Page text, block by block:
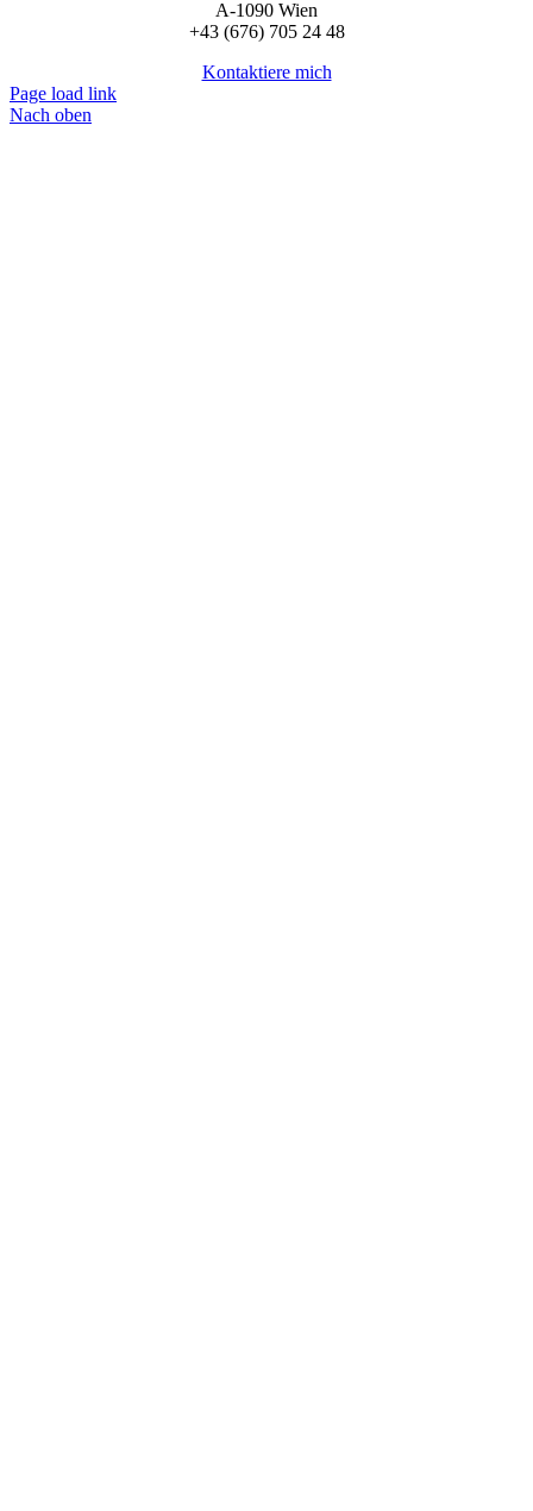
A-1090 Wien
+43 (676) 705 24 48
Kontaktiere mich
Page load link
Nach oben